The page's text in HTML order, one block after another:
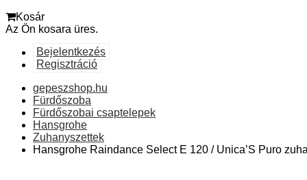
Kosár
Az Ön kosara üres.
Bejelentkezés
Regisztráció
gepeszshop.hu
Fürdőszoba
Fürdőszobai csaptelepek
Hansgrohe
Zuhanyszettek
Hansgrohe Raindance Select E 120 / Unica’S Puro